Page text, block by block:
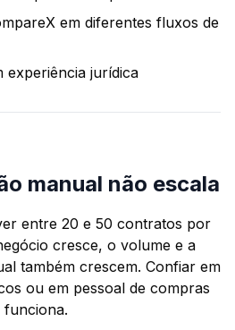
em diferentes fluxos de
experiência jurídica
manual não escala
entre 20 e 50 contratos por
cresce, o volume e a
também crescem. Confiar em
ou em pessoal de compras
funciona.